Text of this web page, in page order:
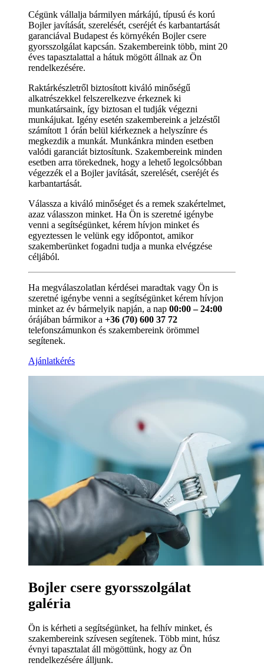
Cégünk vállalja bármilyen márkájú, típusú és korú
Bojler javítását, szerelését, cseréjét és karbantartását
garanciával Budapest és környékén Bojler csere
gyorsszolgálat kapcsán. Szakembereink több, mint 20
éves tapasztalattal a hátuk mögött állnak az Ön
rendelkezésére.
Raktárkészletről biztosított kiváló minőségű
alkatrészekkel felszerelkezve érkeznek ki
munkatársaink, így biztosan el tudják végezni
munkájukat. Igény esetén szakembereink a jelzéstől
számított 1 órán belül kiérkeznek a helyszínre és
megkezdik a munkát. Munkánkra minden esetben
valódi garanciát biztosítunk. Szakembereink minden
esetben arra törekednek, hogy a lehető legolcsóbban
végezzék el a Bojler javítását, szerelését, cseréjét és
karbantartását.
Válassza a kiváló minőséget és a remek szakértelmet,
azaz válasszon minket. Ha Ön is szeretné igénybe
venni a segítségünket, kérem hívjon minket és
egyeztessen le velünk egy időpontot, amikor
szakemberünket fogadni tudja a munka elvégzése
céljából.
Ha megválaszolatlan kérdései maradtak vagy Ön is
szeretné igénybe venni a segítségünket kérem hívjon
minket az év bármelyik napján, a nap 00:00 – 24:00
órájában bármikor a +36 (70) 600 37 72
telefonszámunkon és szakembereink örömmel
segítenek.
Ajánlatkérés
Bojler csere gyorsszolgálat
galéria
Ön is kérheti a segítségünket, ha felhív minket, és
szakembereink szívesen segítenek. Több mint, húsz
évnyi tapasztalat áll mögöttünk, hogy az Ön
rendelkezésére álljunk.